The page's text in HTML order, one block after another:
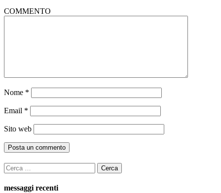
COMMENTO
Nome *
Email *
Sito web
Ricerca
per:
messaggi recenti